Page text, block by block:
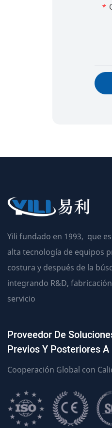
Yili fundado en 1993, que
alta tecnología de equipos
costura y después de la
integrando R&D,
servicio
Proveedor De
Previos Y Posteriores
Cooperación Global con